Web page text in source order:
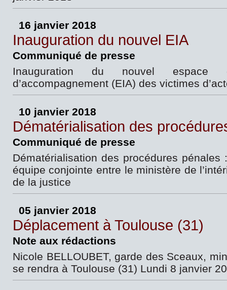
16 janvier 2018
Inauguration du nouvel EIA
Communiqué de presse
Inauguration du nouvel espace
d’accompagnement (EIA) des victimes
10 janvier 2018
Dématérialisation des
Communiqué de presse
Dématérialisation des procédures pénales
équipe conjointe entre le ministère de
de la justice
05 janvier 2018
Déplacement à Toulouse (31)
Note aux rédactions
Nicole BELLOUBET, garde des Sceaux,
se rendra à Toulouse (31) Lundi 8 janvier